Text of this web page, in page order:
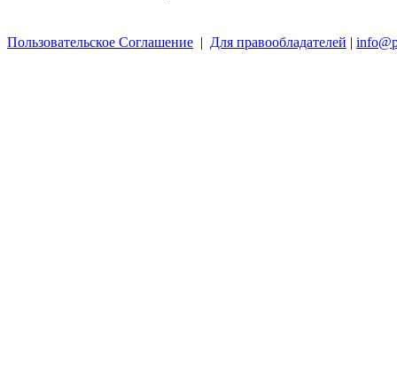
Пользовательское Соглашение | Для правообладателей |